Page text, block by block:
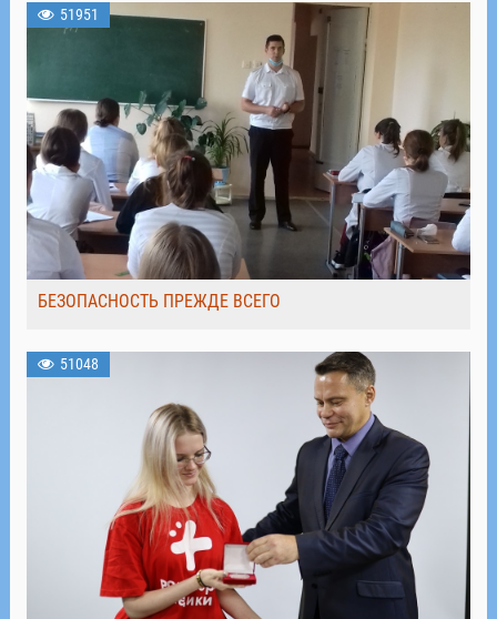
51951
БЕЗОПАСНОСТЬ ПРЕЖДЕ ВСЕГО
51048